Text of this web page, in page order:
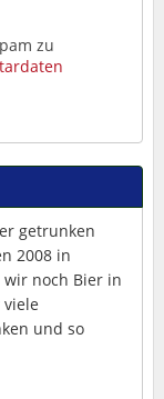
zu
getrunken
2008 in
noch Bier in
und so